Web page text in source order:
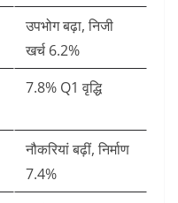
उपभोग बढ़ा, निजी
खर्च 6.2%
7.8% Q1 वृद्धि
नौकरियां बढ़ीं, निर्माण
7.4%